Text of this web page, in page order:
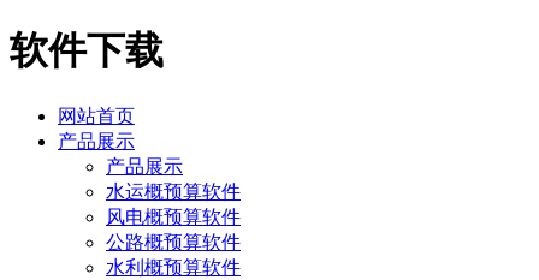
软件下载
网站首页
产品展示
产品展示
水运概预算软件
风电概预算软件
公路概预算软件
水利概预算软件